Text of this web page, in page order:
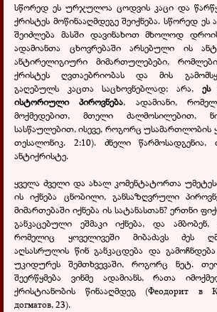
სწორედ ეს ურჯულოა ცოდვის კაცი და
ქრისტეს მოწინააღმდეგე შეიქნება. სწორედ ეს
შეიძლება მასში დავინახოთ მხოლოდ
ადამიანთა ცხოვრებაში არსებული ის
ანტირელიგიური მიმართულებები,
ქრისტეს ღვთაებრიობას და მის
გაღებულს კაცთა საცხოვნებლად; არა, ეს
ისტორიული პიროვნება, ადამიანი,
მოქმედებით, მთელი ძალმოსილებით,
სასწაულებით, ისევე, როგორც უსამართლობის
თესალონიკ. 2:10). ძნელი
ანტიქრისტე.
ყველა ძველი და ახალ კომენტატორთა
ის იქნება ცნობილი, განსაზღვრული
მიმართებაში იქნება ის სატანასთან? ერთნი
განკაცებული ეშმაკი იქნება, და
რომელიც ყოველივეში მიბაძავს ძეს
აღსასრულის წინ განკაცდება და
უკიდურეს შემთხვევაში, როგორც ნეტ.
შეერწყმება ვინმე ადამიანს, რათა
ქრისტიანობის წინააღმდეგ(Феодорит в
догматов, 23).